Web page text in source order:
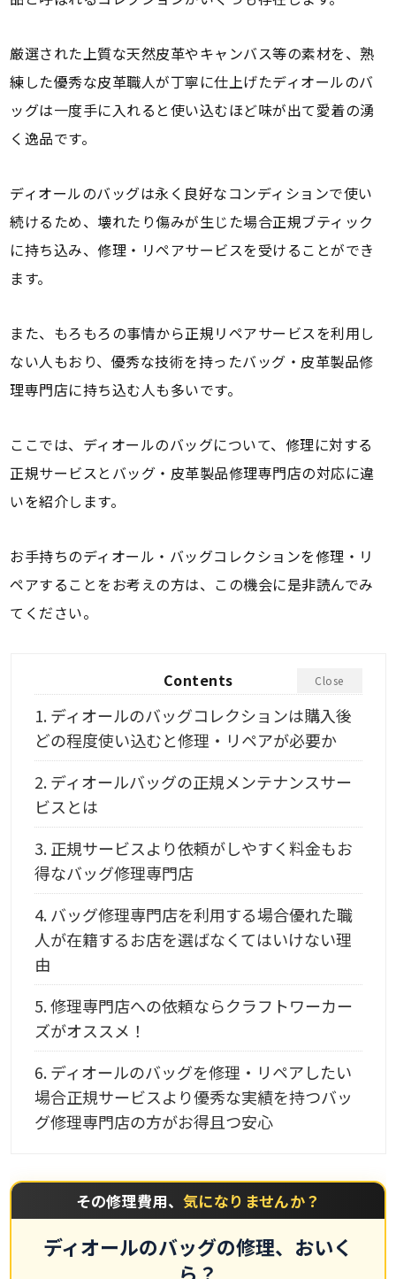
厳選された上質な天然皮革やキャンバス等の素材を、熟
練した優秀な皮革職人が丁寧に仕上げたディオールのバ
ッグは一度手に入れると使い込むほど味が出て愛着の湧
く逸品です。
ディオールのバッグは永く良好なコンディションで使い
続けるため、壊れたり傷みが生じた場合正規ブティック
に持ち込み、修理・リペアサービスを受けることができ
ます。
また、もろもろの事情から正規リペアサービスを利用し
ない人もおり、優秀な技術を持ったバッグ・皮革製品修
理専門店に持ち込む人も多いです。
ここでは、ディオールのバッグについて、修理に対する
正規サービスとバッグ・皮革製品修理専門店の対応に違
いを紹介します。
お手持ちのディオール・バッグコレクションを修理・リ
ペアすることをお考えの方は、この機会に是非読んでみ
てください。
Contents Close
1.ディオールのバッグコレクションは購入後
どの程度使い込むと修理・リペアが必要か
2.ディオールバッグの正規メンテナンスサー
ビスとは
3.正規サービスより依頼がしやすく料金もお
得なバッグ修理専門店
4.バッグ修理専門店を利用する場合優れた職
人が在籍するお店を選ばなくてはいけない理
由
5.修理専門店への依頼ならクラフトワーカー
ズがオススメ！
6.ディオールのバッグを修理・リペアしたい
場合正規サービスより優秀な実績を持つバッ
グ修理専門店の方がお得且つ安心
その修理費用、気になりませんか？
ディオールのバッグの修理、おいく
ら？